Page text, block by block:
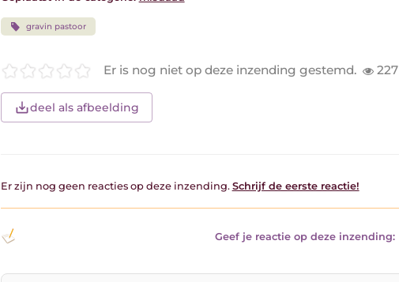
gravin pastoor
Er is nog niet op deze inzending gestemd. 227
deel als afbeelding
Er zijn nog geen reacties op deze inzending. Schrijf de eerste reactie!
Geef je reactie op deze inzending: